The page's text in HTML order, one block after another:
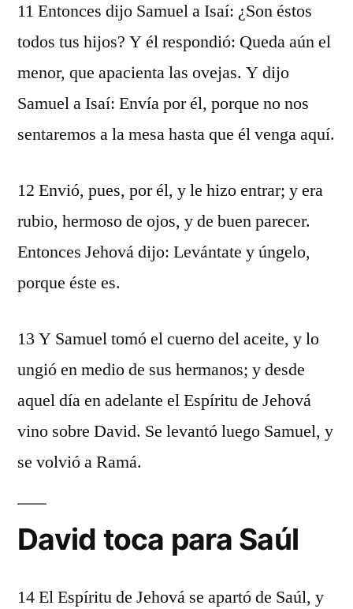
11 Entonces dijo Samuel a Isaí: ¿Son éstos
todos tus hijos? Y él respondió: Queda aún el
menor, que apacienta las ovejas. Y dijo
Samuel a Isaí: Envía por él, porque no nos
sentaremos a la mesa hasta que él venga aquí.
12 Envió, pues, por él, y le hizo entrar; y era
rubio, hermoso de ojos, y de buen parecer.
Entonces Jehová dijo: Levántate y úngelo,
porque éste es.
13 Y Samuel tomó el cuerno del aceite, y lo
ungió en medio de sus hermanos; y desde
aquel día en adelante el Espíritu de Jehová
vino sobre David. Se levantó luego Samuel, y
se volvió a Ramá.
David toca para Saúl
14 El Espíritu de Jehová se apartó de Saúl, y